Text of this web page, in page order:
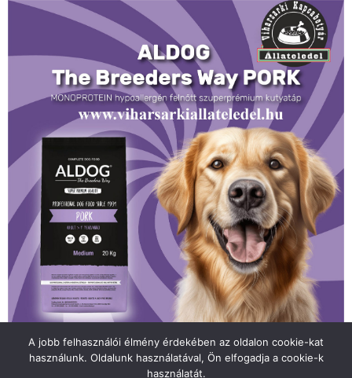
A jobb felhasználói élmény érdekében az oldalon cookie-kat
használunk. Oldalunk használatával, Ön elfogadja a cookie-k
használatát.